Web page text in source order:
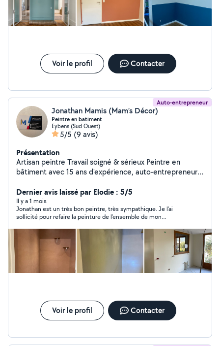
Voir le profil Contacter
Auto-entrepreneur
Jonathan Mamis (Mam’s Décor)
Peintre en batiment
Eybens (Sud Ouest)
5/5 (9 avis)
Présentation
Artisan peintre Travail soigné & sérieux Peintre en
bâtiment avec 15 ans d'expérience, auto-entrepreneur à
travaux de peinture intérieure et extérieure, en neuf ou
rénovation. Spécialité enduit décoratif ( stuco, béton
ciré Peinture murs, plafonds, boiseries Rafraîchissement
d'appartement / maison Préparation des supports
(rebouchage, ponçage, finitions) Travail propre, soigné
et respect des délais Intervention rapide Devis gratuit
Sérieux, ponctuel et à l'écoute
Dernier avis laissé par Elodie : 5/5
Il y a 1 mois
Jonathan est un très bon peintre, très sympathique. Je l’ai
sollicité pour refaire la peinture de l’ensemble de mon
l’écoute de ses clients. Je recommande vivement. Vous aurez
un rendu de qualité. Merci encore Jonathan, pour votre
Voir le profil Contacter